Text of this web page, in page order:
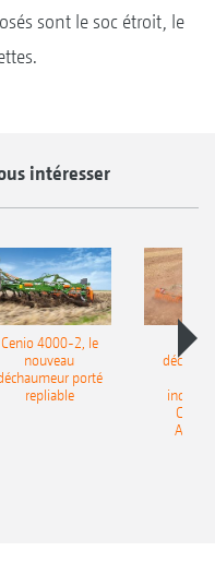
sont le soc étroit, le
intéresser
Cenio 4000-2, le
nouveau
porté
repliable